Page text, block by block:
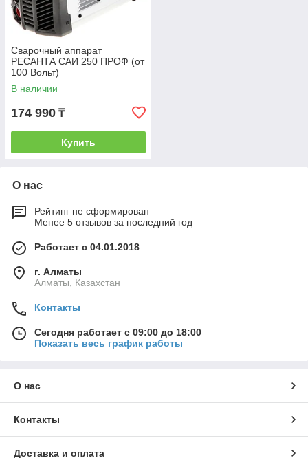
Сварочный аппарат
РЕСАНТА САИ 250 ПРОФ (от
100 Вольт)
В наличии
174 990 ₸
Купить
О нас
Рейтинг не сформирован
Менее 5 отзывов за последний год
Работает с 04.01.2018
г. Алматы
Алматы, Казахстан
Контакты
Сегодня работает с 09:00 до 18:00
Показать весь график работы
О нас
Контакты
Доставка и оплата